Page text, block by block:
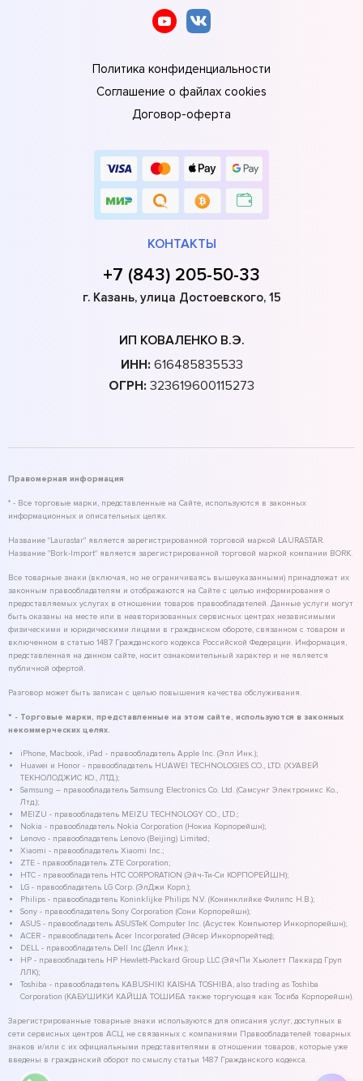
Политика конфиденциальности
Соглашение о файлах cookies
Договор-оферта
КОНТАКТЫ
+7 (843) 205-50-33
г. Казань, улица Достоевского, 15
ИП КОВАЛЕНКО В.Э.
ИНН: 616485835533
ОГРН: 323619600115273
Правомерная информация
* - Все торговые марки, представленные на Сайте, используются в законных
информационных и описательных целях.
Название "Laurastar" является зарегистрированной торговой маркой LAURASTAR.
Название "Bork-Import" является зарегистрированной торговой маркой компании BORK.
Все товарные знаки (включая, но не ограничиваясь вышеуказанными) принадлежат их
законным правообладателям и отображаются на Сайте с целью информирования о
предоставляемых услугах в отношении товаров правообладателей. Данные услуги могут
быть оказаны на месте или в неавторизованных сервисных центрах независимыми
физическими и юридическими лицами в гражданском обороте, связанном с товаром и
включенном в статью 1487 Гражданского кодекса Российской Федерации. Информация,
представленная на данном сайте, носит ознакомительный характер и не является
публичной офертой.
Разговор может быть записан с целью повышения качества обслуживания.
* - Торговые марки, представленные на этом сайте, используются в законных
некоммерческих целях.
iPhone, Macbook, iPad - правообладатель Apple Inc. (Эпл Инк.);
Huawei и Honor - правообладатель HUAWEI TECHNOLOGIES CO., LTD. (ХУАВЕЙ
ТЕКНОЛОДЖИС КО., ЛТД.);
Samsung – правообладатель Samsung Electronics Co. Ltd. (Самсунг Электроникс Ко.,
Лтд.);
MEIZU - правообладатель MEIZU TECHNOLOGY CO., LTD.;
Nokia - правообладатель Nokia Corporation (Нокиа Корпорейшн);
Lenovo - правообладатель Lenovo (Beijing) Limited;
Xiaomi - правообладатель Xiaomi Inc.;
ZTE - правообладатель ZTE Corporation;
HTC - правообладатель HTC CORPORATION (Эйч-Ти-Си КОРПОРЕЙШН);
LG - правообладатель LG Corp. (ЭлДжи Корп.);
Philips - правообладатель Koninklijke Philips N.V. (Конинклийке Филипс Н.В.);
Sony - правообладатель Sony Corporation (Сони Корпорейшн);
ASUS - правообладатель ASUSTeK Computer Inc. (Асустек Компьютер Инкорпорейшн);
ACER - правообладатель Acer Incorporated (Эйсер Инкорпорейтед);
DELL - правообладатель Dell Inc.(Делл Инк.);
HP - правообладатель HP Hewlett-Packard Group LLC (ЭйчПи Хьюлетт Паккард Груп
ЛЛК);
Toshiba - правообладатель KABUSHIKI KAISHA TOSHIBA, also trading as Toshiba
Corporation (КАБУШИКИ КАЙША ТОШИБА также торгующая как Тосиба Корпорейшн).
Зарегистрированные товарные знаки используются для описания услуг, доступных в
сети сервисных центров АСЦ, не связанных с компаниями Правообладателей товарных
знаков и/или с их официальными представителями в отношении товаров, которые уже
введены в гражданский оборот по смыслу статьи 1487 Гражданского кодекса.